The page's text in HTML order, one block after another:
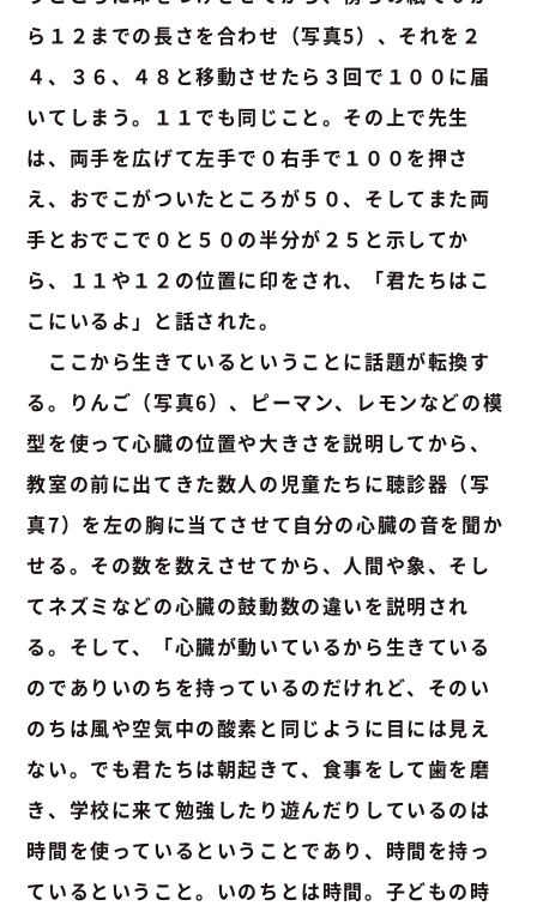
ら１２までの長さを合わせ（写真5） 、それを２
４、３６、４８と移動させたら３回で１００に届
いてしまう。１１でも同じこと。その上で先生
は、両手を広げて左手で０右手で１００を押さ
え、おでこがついたところが５０、そしてまた両
手とおでこで０と５０の半分が２５と示してか
ら、１１や１２の位置に印をされ、「君たちはこ
こにいるよ」と話された。
ここから生きているということに話題が転換す
る。
りんご（写真6）、ピーマン、レモンなどの模
型を使って心臓の位置や大きさを説明してから、
教室の前に出てきた数人の児童たちに聴診器（写
真7） を左の胸に当てさせて自分の心臓の音を聞か
せる。その数を数えさせてから、人間や象、そし
てネズミなどの心臓の鼓動数の違いを説明され
る。そして、「心臓が動いているから生きている
のでありいのちを持っているのだけれど、そのい
のちは風や空気中の酸素と同じように目には見え
ない。でも君たちは朝起きて、食事をして歯を磨
き、学校に来て勉強したり遊んだりしているのは
時間を使っているということであり、時間を持っ
ているということ。いのちとは時間。子どもの時